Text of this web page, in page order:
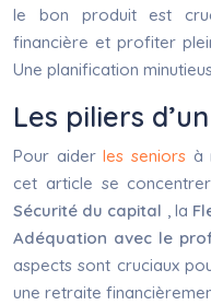
le bon produit est
financière et profiter
Une planification
Les piliers
Pour aiderles seniors à
cet article se
Sécurité du capital , la
Adéquation avec le
aspects sont cruciaux
une retraite